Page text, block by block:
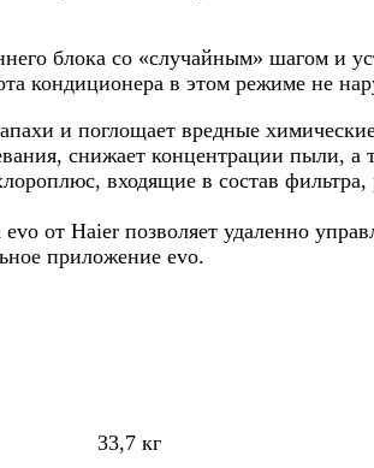
блока со «случайным» шагом и
кондиционера в этом режиме не
и поглощает вредные
снижает концентрации пыли, а
входящие в состав
от Haier позволяет удаленно
приложение evo.
33,7 кг